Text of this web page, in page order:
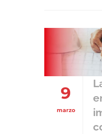
La
tiene
y también
iPhone
es muy
9
marzo